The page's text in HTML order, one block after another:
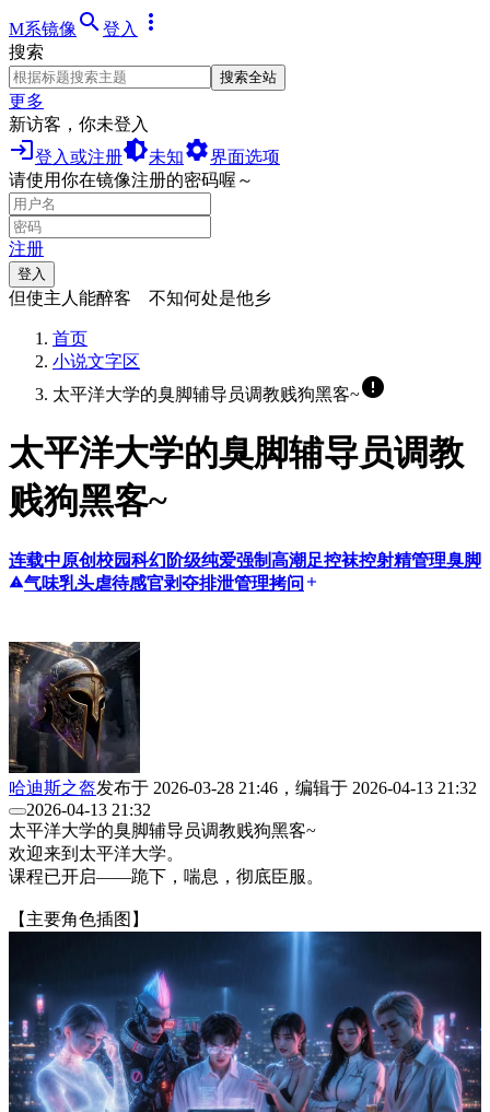
M系镜像 search登入 more_vert
搜索
搜索全站
更多
新访客，你未登入
login登入或注册brightness_medium未知settings界面选项
请使用你在镜像注册的密码喔～
注册
登入
但使主人能醉客 不知何处是他乡
首页
小说文字区
太平洋大学的臭脚辅导员调教贱狗黑客~error
太平洋大学的臭脚辅导员调教
贱狗黑客~
连载中原创校园科幻阶级纯爱强制高潮 足控袜控射精管理臭脚
report_problem气味乳头虐待感官剥夺排泄管理拷问 add
哈迪斯之盔发布于 2026-03-28 21:46 ，编辑于 2026-04-13 21:32
2026-04-13 21:32
太平洋大学的臭脚辅导员调教贱狗黑客~
欢迎来到太平洋大学。
课程已开启——跪下，喘息，彻底臣服。
【主要角色插图】